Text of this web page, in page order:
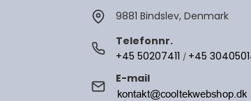
9881 Bindslev, Denmark
Telefonnr.
+45 50207411 / +45
E-mail